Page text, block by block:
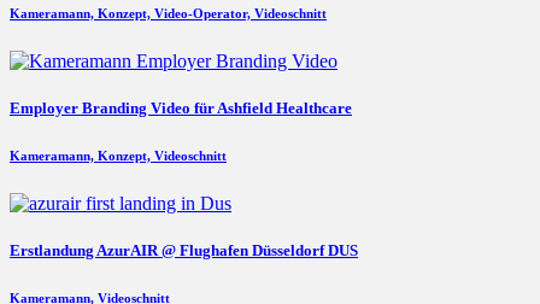
Kameramann, Konzept, Video-Operator, Videoschnitt
Employer Branding Video für Ashfield Healthcare
Kameramann, Konzept, Videoschnitt
Erstlandung AzurAIR @ Flughafen Düsseldorf DUS
Kameramann, Videoschnitt